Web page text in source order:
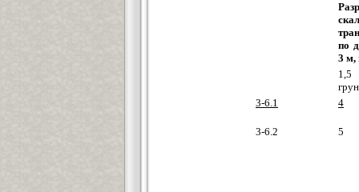
по
3 м,
1,5
3-6.1
4
3-6.2 5